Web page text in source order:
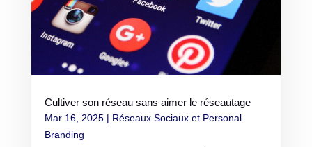
Cultiver son réseau sans aimer le réseautage
Mar 16, 2025| Réseaux Sociaux et Personal
Branding